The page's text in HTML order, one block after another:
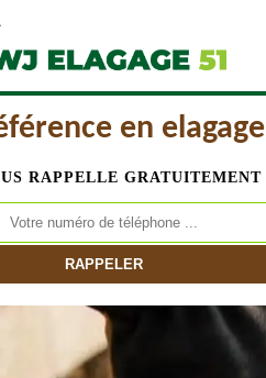
en elagage
RAPPELLE GRATUITEMENT